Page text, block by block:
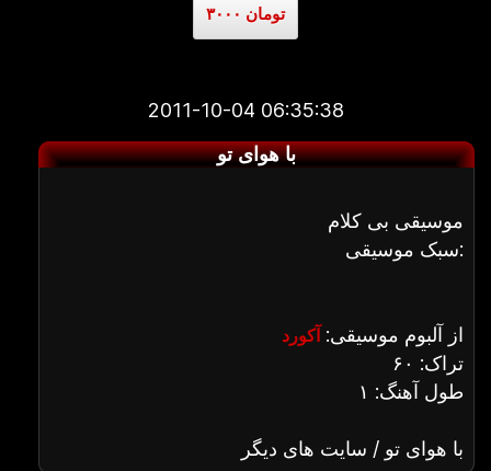
۳۰۰۰ تومان
2011-10-04 06:35:38
با هوای تو
موسیقی بی کلام
سبک موسیقی:
از آلبوم موسیقی: آکورد
تراک: ۶۰
طول آهنگ: ۱
با هوای تو / سایت های دیگر